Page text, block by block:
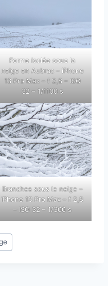
Ferme isolée sous la
neige en Aubrac – iPhone
13 Pro Max – f 2,8 – ISO
32 – 1/1100 s
Branches sous le neige –
iPhone 13 Pro Max – f 2,8
– ISO 32 – 1/300 s